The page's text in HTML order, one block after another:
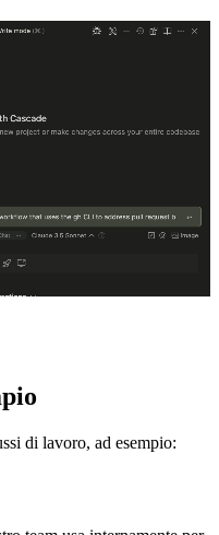
di lavoro, ad esempio: